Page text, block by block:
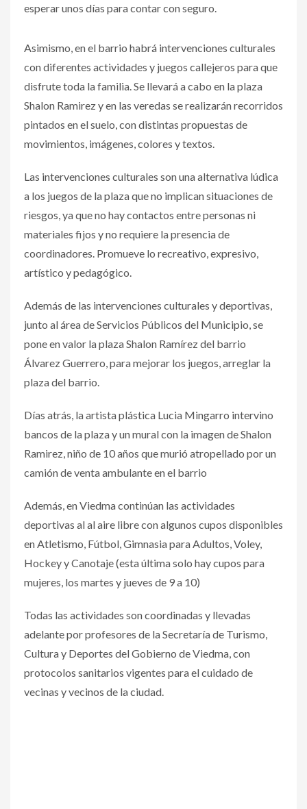
esperar unos días para contar con seguro.
Asimismo, en el barrio habrá intervenciones culturales
con diferentes actividades y juegos callejeros para que
disfrute toda la familia. Se llevará a cabo en la plaza
Shalon Ramirez y en las veredas se realizarán recorridos
pintados en el suelo, con distintas propuestas de
movimientos, imágenes, colores y textos.
Las intervenciones culturales son una alternativa lúdica
a los juegos de la plaza que no implican situaciones de
riesgos, ya que no hay contactos entre personas ni
materiales fijos y no requiere la presencia de
coordinadores. Promueve lo recreativo, expresivo,
artístico y pedagógico.
Además de las intervenciones culturales y deportivas,
junto al área de Servicios Públicos del Municipio, se
pone en valor la plaza Shalon Ramírez del barrio
Álvarez Guerrero, paramejorar los juegos, arreglar la
plaza del barrio.
Días atrás, la artista plástica Lucia Mingarro intervino
bancos de la plaza y un mural con la imagen de Shalon
Ramirez, niño de 10 años que murió atropellado por un
camión de venta ambulante en el barrio
Además, en Viedma continúan las actividades
deportivas al al aire libre con algunos cupos disponibles
en Atletismo, Fútbol, Gimnasia para Adultos, Voley,
Hockey y Canotaje (esta última solo hay cupos para
mujeres, los martes y jueves de 9 a 10)
Todas las actividades son coordinadas y llevadas
adelante por profesores de la Secretaría de Turismo,
Cultura y Deportes del Gobierno de Viedma, con
protocolos sanitarios vigentes para el cuidado de
vecinas y vecinos de la ciudad.